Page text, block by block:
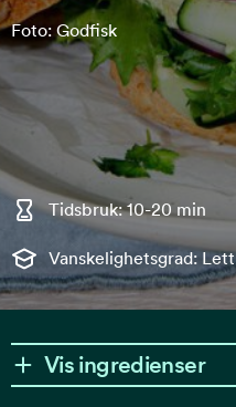
Foto: Godfisk
Tidsbruk: 10-20 min
Vanskelighetsgrad: Lett
Vis ingredienser